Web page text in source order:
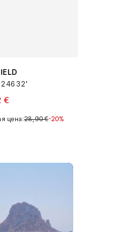
€
One Size
цена:28,90 €-20%